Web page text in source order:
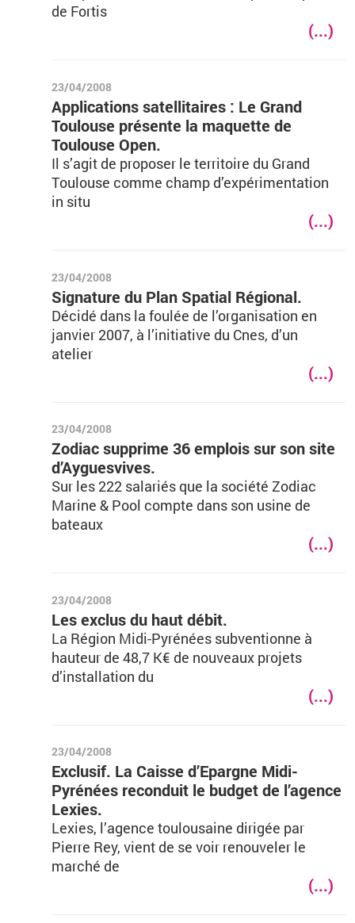
de Fortis
(...)
23/04/2008
Applications satellitaires : Le Grand
Toulouse présente la maquette de
Toulouse Open.
Il s’agit de proposer le territoire du Grand
Toulouse comme champ d’expérimentation
in situ
(...)
23/04/2008
Signature du Plan Spatial Régional.
Décidé dans la foulée de l’organisation en
janvier 2007, à l’initiative du Cnes, d’un
atelier
(...)
23/04/2008
Zodiac supprime 36 emplois sur son site
d’Ayguesvives.
Sur les 222 salariés que la société Zodiac
Marine & Pool compte dans son usine de
bateaux
(...)
23/04/2008
Les exclus du haut débit.
La Région Midi-Pyrénées subventionne à
hauteur de 48,7 K€ de nouveaux projets
d’installation du
(...)
23/04/2008
Exclusif. La Caisse d’Epargne Midi-
Pyrénées reconduit le budget de l’agence
Lexies.
Lexies, l’agence toulousaine dirigée par
Pierre Rey, vient de se voir renouveler le
marché de
(...)